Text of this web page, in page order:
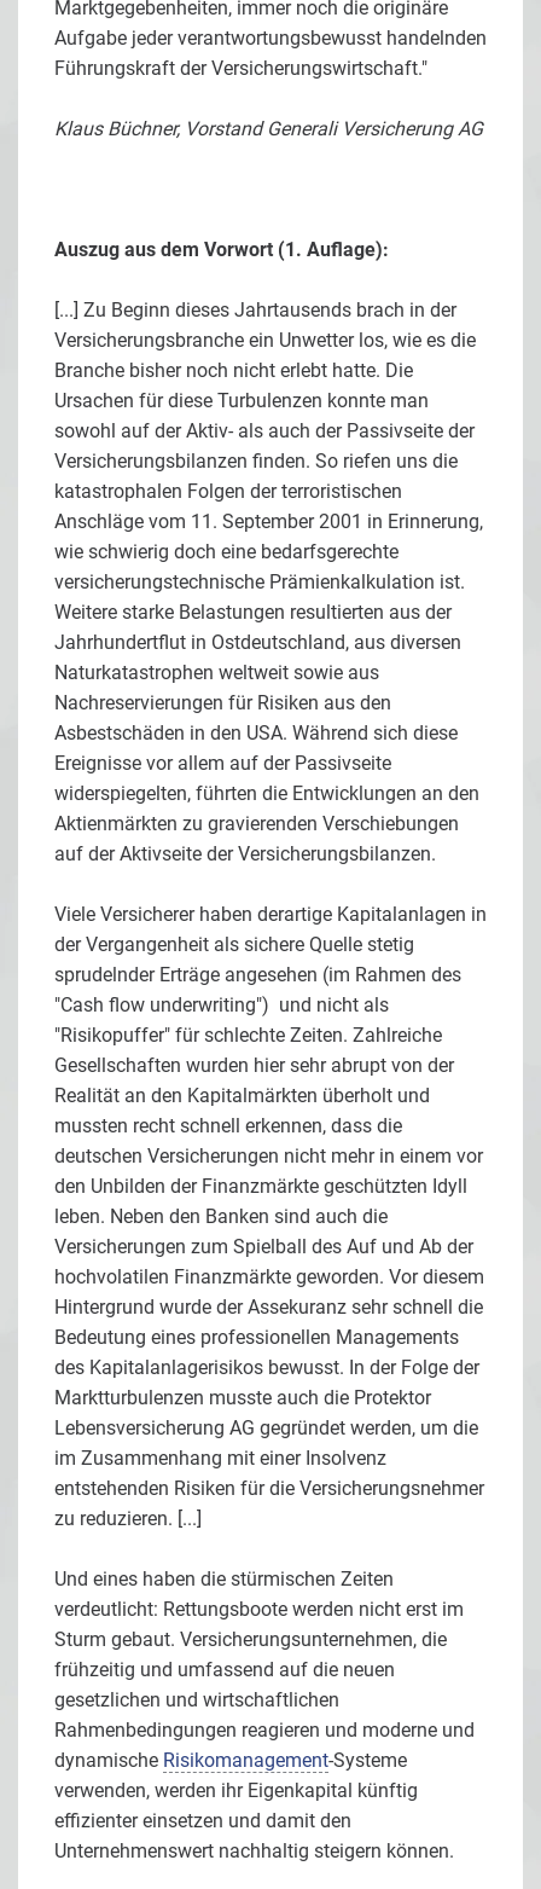
Marktgegebenheiten, immer noch die originäre
Aufgabe jeder verantwortungsbewusst handelnden
Führungskraft der Versicherungswirtschaft."
Klaus Büchner, Vorstand Generali Versicherung AG
Auszug aus dem Vorwort (1. Auflage):
[...] Zu Beginn dieses Jahrtausends brach in der
Versicherungsbranche ein Unwetter los, wie es die
Branche bisher noch nicht erlebt hatte. Die
Ursachen für diese Turbulenzen konnte man
sowohl auf der Aktiv- als auch der Passivseite der
Versicherungsbilanzen finden. So riefen uns die
katastrophalen Folgen der terroristischen
Anschläge vom 11. September 2001 in Erinnerung,
wie schwierig doch eine bedarfsgerechte
versicherungstechnische Prämienkalkulation ist.
Weitere starke Belastungen resultierten aus der
Jahrhundertflut in Ostdeutschland, aus diversen
Naturkatastrophen weltweit sowie aus
Nachreservierungen für Risiken aus den
Asbestschäden in den USA. Während sich diese
Ereignisse vor allem auf der Passivseite
widerspiegelten, führten die Entwicklungen an den
Aktienmärkten zu gravierenden Verschiebungen
auf der Aktivseite der Versicherungsbilanzen.
Viele Versicherer haben derartige Kapitalanlagen in
der Vergangenheit als sichere Quelle stetig
sprudelnder Erträge angesehen (im Rahmen des
"Cash flow underwriting") und nicht als
"Risikopuffer" für schlechte Zeiten. Zahlreiche
Gesellschaften wurden hier sehr abrupt von der
Realität an den Kapitalmärkten überholt und
mussten recht schnell erkennen, dass die
deutschen Versicherungen nicht mehr in einem vor
den Unbilden der Finanzmärkte geschützten Idyll
leben. Neben den Banken sind auch die
Versicherungen zum Spielball des Auf und Ab der
hochvolatilen Finanzmärkte geworden. Vor diesem
Hintergrund wurde der Assekuranz sehr schnell die
Bedeutung eines professionellen Managements
des Kapitalanlagerisikos bewusst. In der Folge der
Marktturbulenzen musste auch die Protektor
Lebensversicherung AG gegründet werden, um die
im Zusammenhang mit einer Insolvenz
entstehenden Risiken für die Versicherungsnehmer
zu reduzieren. [...]
Und eines haben die stürmischen Zeiten
verdeutlicht: Rettungsboote werden nicht erst im
Sturm gebaut. Versicherungsunternehmen, die
frühzeitig und umfassend auf die neuen
gesetzlichen und wirtschaftlichen
Rahmenbedingungen reagieren und moderne und
dynamische Risikomanagement-Systeme
verwenden, werden ihr Eigenkapital künftig
effizienter einsetzen und damit den
Unternehmenswert nachhaltig steigern können.